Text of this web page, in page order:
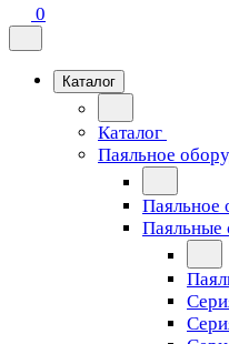
0
Каталог
Каталог
Паяльное
Паяльное
Паяльные